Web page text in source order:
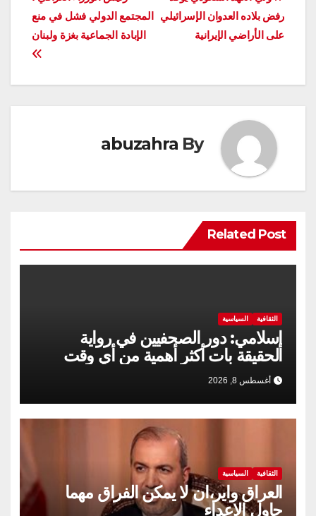
المقالات
المجتمع الدولي فشل في منع
الإبادة الجماعية بغزة ولبنان
رفض بلاده العدوان الإسرائيلي
على الأراضي الإيرانية
By
abuzahra
Related Post
الثقافية السياسية
إسلامي: دور الصحفيين في رواية
الحقيقة بات أكثر أهمية من أي وقت
مضى
أغسطس 8, 2026
الثقافية السياسية
العراق واير،ان لا يمكن الفراق مهما
حاول الاعداء